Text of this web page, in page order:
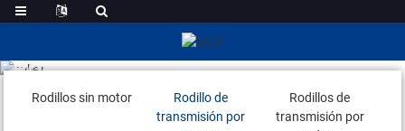
Rodillo De Transmisión Por Correa
Rodillos sin motor
Rodillo de
transmisión por
Rodillos de
transmisión por